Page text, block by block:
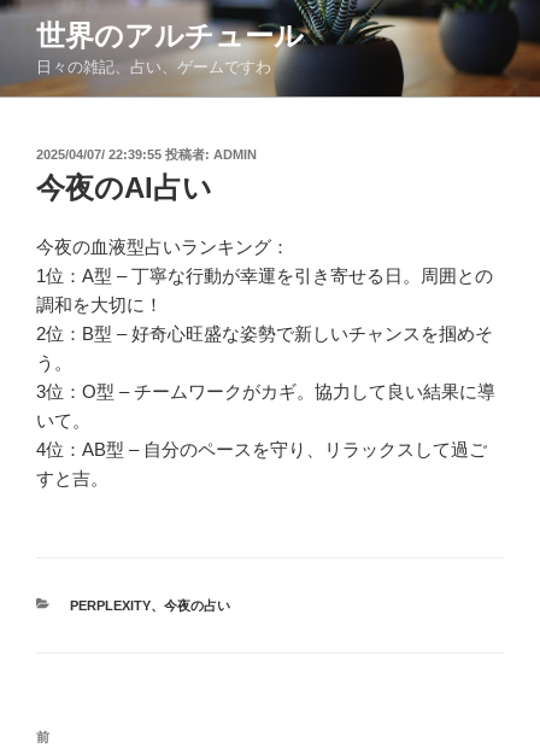
コ
ン
世界のアルチュール
日々の雑記、占い、ゲームですわ
投
稿
日:
2025/04/07/ 22:39:55 投稿者: ADMIN
今夜のAI占い
今夜の血液型占いランキング：
1位：A型 – 丁寧な行動が幸運を引き寄せる日。周囲との
調和を大切に！
2位：B型 – 好奇心旺盛な姿勢で新しいチャンスを掴めそ
う。
3位：O型 – チームワークがカギ。協力して良い結果に導
いて。
4位：AB型 – 自分のペースを守り、リラックスして過ご
すと吉。
カ
PERPLEXITY、 今夜の占い
投
前
前